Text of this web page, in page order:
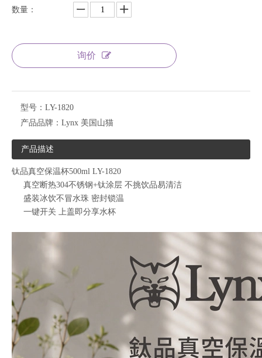
数量：
询价
型号： LY-1820
产品品牌： Lynx 美国山猫
产品描述
钛品真空保温杯500ml LY-1820
真空断热304不锈钢+钛涂层 不挑饮品易清洁
盛装冰饮不冒水珠 密封锁温
一键开关 上盖即分享水杯